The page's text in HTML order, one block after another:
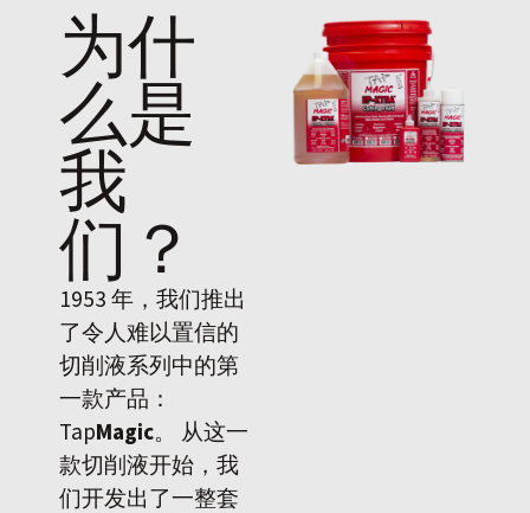
为什
么是
我
们 ？
1953 年，我们推出
了令人难以置信的
切削液系列中的第
一款产品：
TapMagic。 从这一
款切削液开始，我
们开发出了一整套